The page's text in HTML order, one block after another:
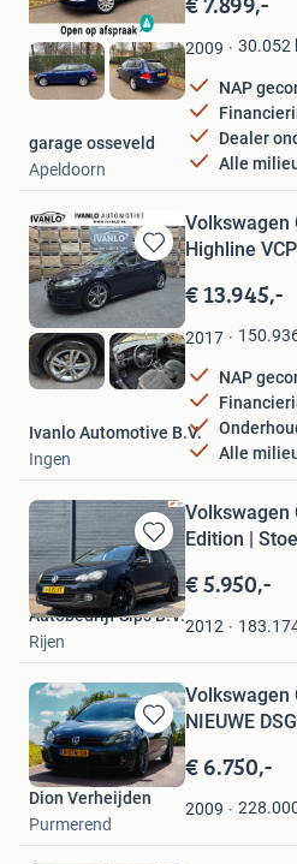
Mijn
Favorieten
2009 30.052
NAP
Dealer
Alle
garage osseveld
Apeldoorn
Bewaren
in
Favorieten
Volkswagen
Highline
€ 13.945,-
2017
NAP
Alle
Ivanlo Automotive B.V.
Ingen
Bewaren
in
Mijn
Favorieten
Volkswagen
Edition |
€ 5.950,-
2012
Autobedrijf Sips B.V.
Rijen
Bewaren
in
Mijn
Favorieten
Volkswagen
NIEUWE
€ 6.750,-
2009
Dion Verheijden
Purmerend